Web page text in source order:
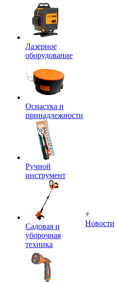
Лазерное
оборудование
Оснастка и
принадлежности
Ручной
инструмент
Садовая и
уборочная
техника
Новости